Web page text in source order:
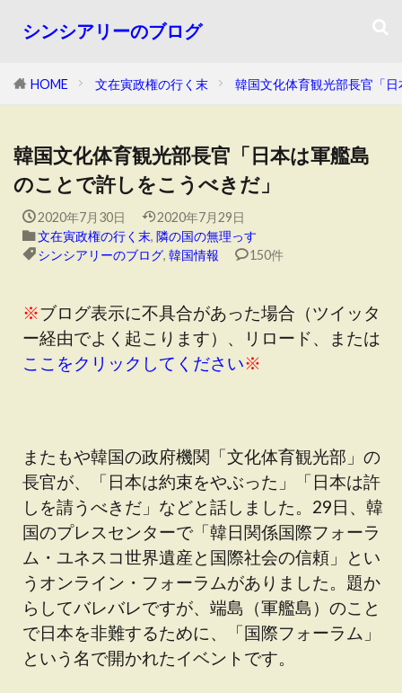
シンシアリーのブログ
HOME 文在寅政権の行く末 韓国文化体育観光部長官「
韓国文化体育観光部長官「日本は軍艦島
のことで許しをこうべきだ」
2020年7月30日
2020年7月29日
文在寅政権の行く末, 隣の国の無理っす
シンシアリーのブログ, 韓国情報 150件
※ブログ表示に不具合があった場合（ツイッタ
ー経由でよく起こります）、リロード、または
ここをクリックしてください※
またもや韓国の政府機関「文化体育観光部」の
長官が、「日本は約束をやぶった」「日本は許
しを請うべきだ」などと話しました。29日、韓
国のプレスセンターで「韓日関係国際フォーラ
ム・ユネスコ世界遺産と国際社会の信頼」とい
うオンライン・フォーラムがありました。題か
らしてバレバレですが、端島（軍艦島）のこと
で日本を非難するために、「国際フォーラム」
という名で開かれたイベントです。